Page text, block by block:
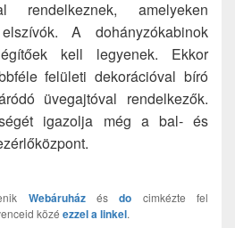
rendelkeznek, amelyeken
A dohányzókabinok
kell legyenek. Ekkor
felületi dekorációval bíró
üvegajtóval rendelkezők.
igazolja még a bal- és
Webáruházésdo cimkézte fel
közé ezzel a linkel.